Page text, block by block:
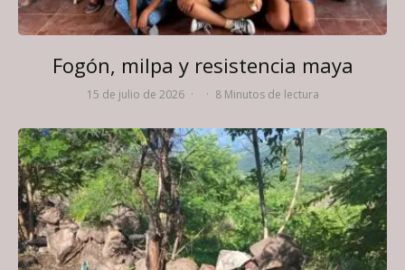
Fogón, milpa y resistencia maya
15 de julio de 2026 · · 8 Minutos de lectura